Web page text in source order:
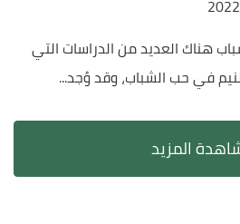
هناك العديد من الدراسات التي
في حب الشباب، وقد وُجد...